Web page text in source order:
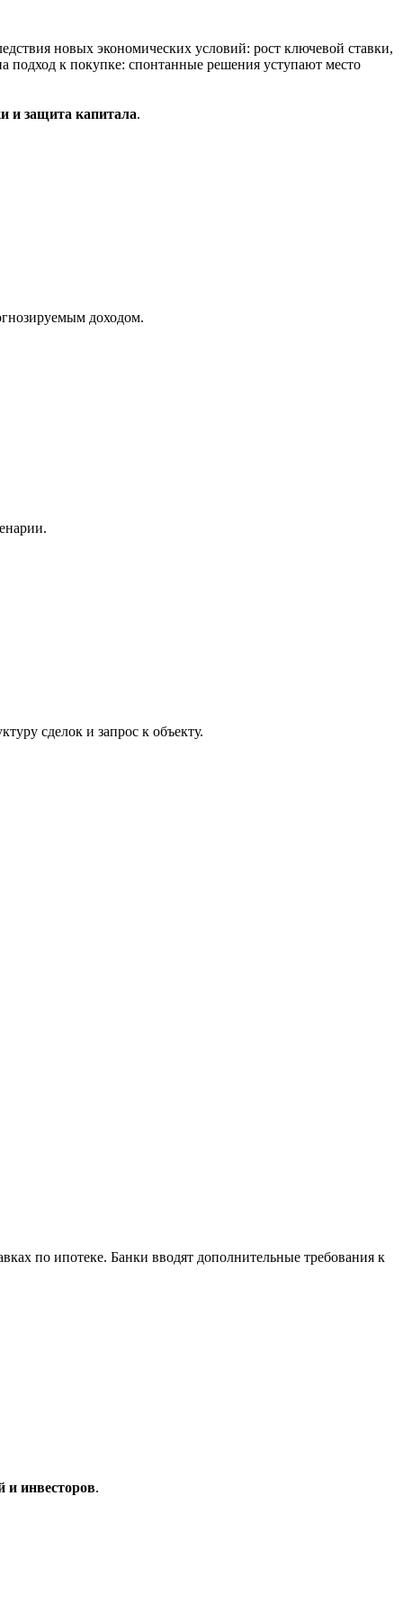
новых экономических условий: рост ключевой ставки,
подход к покупке: спонтанные решения уступают место
и защита капитала.
доходом.
сделок и запрос к объекту.
по ипотеке. Банки вводят дополнительные требования к
и инвесторов.